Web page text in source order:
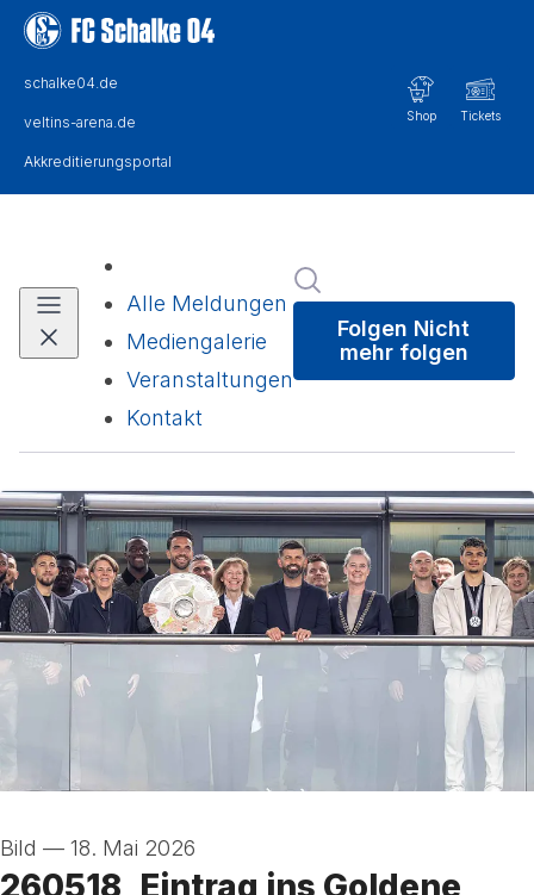
Alle Meldungen
Mediengalerie
Veranstaltungen
Kontakt
Folgen Nicht
mehr folgen
Bild — 18. Mai 2026